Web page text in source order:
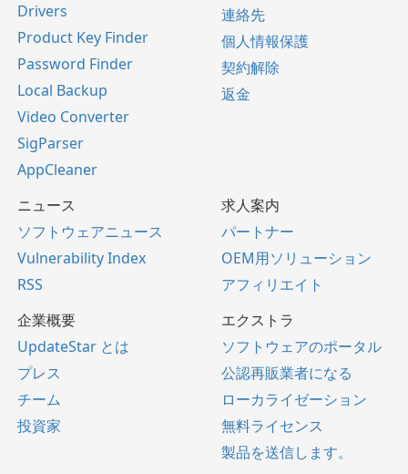
Drivers
Product Key Finder
Password Finder
Local Backup
Video Converter
SigParser
AppCleaner
連絡先
個人情報保護
契約解除
返金
ニュース
ソフトウェアニュース
Vulnerability Index
RSS
求人案内
パートナー
OEM用ソリューション
アフィリエイト
企業概要
UpdateStar とは
プレス
チーム
投資家
エクストラ
ソフトウェアのポータル
公認再販業者になる
ローカライゼーション
無料ライセンス
製品を送信します。